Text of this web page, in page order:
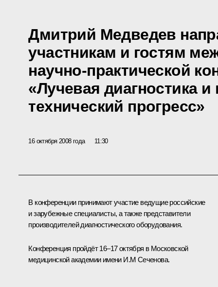
Дмитрий Медведев
участникам и гостям
научно-практической
«Лучевая диагностика и
технический прогресс»
16 октября 2008 года 11:30
В конференции принимают участие ведущие российские
и зарубежные специалисты, а также представители
производителей диагностического оборудования.
Конференция пройдёт 16–17 октября в Московской
медицинской академии имени И.М Сеченова.